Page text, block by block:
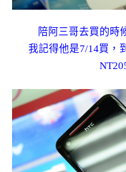
陪阿三哥去買的時
我記得他是7/14買，